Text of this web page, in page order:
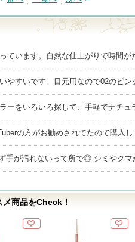
ています。自然な仕上がりで時間
やすいです。目元用なので02のピ
ーをいろいろ探して、手軽でナチ
の方がお勧めされてたので購入
手が汚れないって所で◎ シミやク
商品をCheck！